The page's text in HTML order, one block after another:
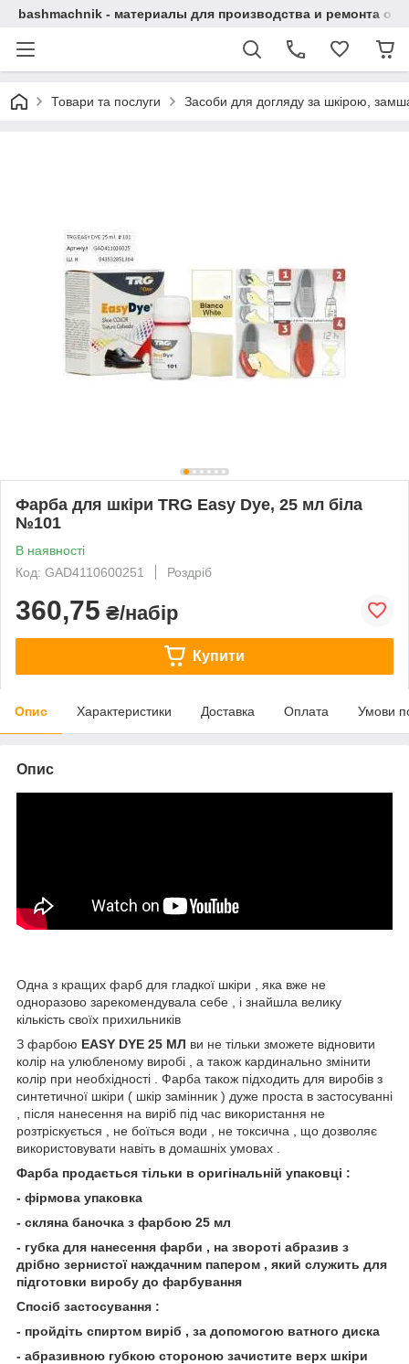
bashmachnik - материалы для производства и ремонта
Товари та послуги Засоби для догляду за шкірою,
Фарба для шкіри TRG Easy Dye, 25 мл біла
№101
В наявності
Код: GAD4110600251
Роздріб
360,75 ₴/набір
Купити
Опис Характеристики Доставка Оплата Умови
Опис
Одна з кращих фарб для гладкої шкіри , яка вже не
одноразово зарекомендувала себе , і знайшла велику
кількість своїх прихильників
З фарбою EASY DYE 25 МЛ ви не тільки зможете відновити
колір на улюбленому виробі , а також кардинально змінити
колір при необхідності . Фарба також підходить для виробів з
синтетичної шкіри ( шкір замінник ) дуже проста в застосуванні
, після нанесення на виріб під час використання не
розтріскується , не боїться води , не токсична , що дозволяє
використовувати навіть в домашніх умовах .
Фарба продається тільки в оригінальній упаковці :
- фірмова упаковка
- скляна баночка з фарбою 25 мл
- губка для нанесення фарби , на звороті абразив з
дрібно зернистої наждачним папером , який служить для
підготовки виробу до фарбування
Спосіб застосування :
- пройдіть спиртом виріб , за допомогою ватного диска
- абразивною губкою стороною зачистите верх шкіри